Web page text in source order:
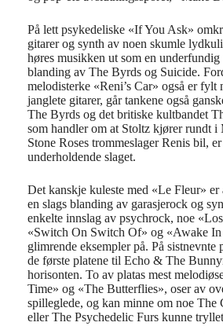
På lett psykedeliske «If You Ask»
gitarer og synth av noen skumle
høres musikken ut som en
blanding av The Byrds og Suicide.
melodisterke «Reni’s Car» også er fylt
janglete gitarer, går tankene også
The Byrds og det britiske kultbandet
som handler om at Stoltz kjører rundt i
Stone Roses trommeslager Renis bil,
underholdende slaget.
Det kanskje kuleste med «Le Fleur» er
en slags blanding av garasjerock og
enkelte innslag av psychrock, noe
«Switch On Switch Of» og «Awake
glimrende eksempler på. På sistnevnte
de første platene til Echo & The
horisonten. To av platas mest
Time» og «The Butterflies», oser av
spilleglede, og kan minne om noe The
eller The Psychedelic Furs kunne